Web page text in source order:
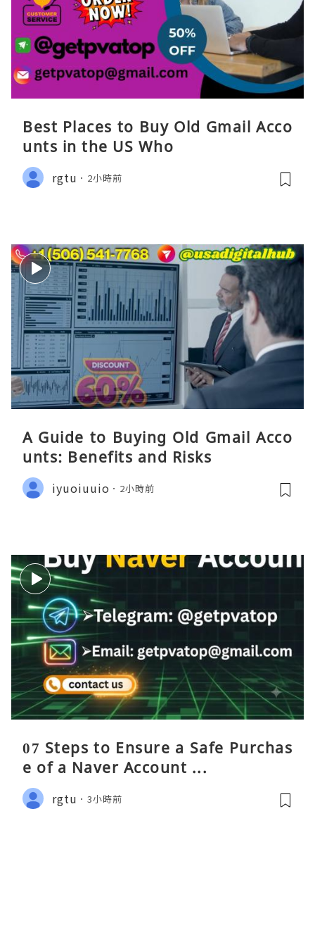
Best Places to Buy Old Gmail Acco
unts in the US Who
rgtu 2小時前
A Guide to Buying Old Gmail Acco
unts: Benefits and Risks
iyuoiuuio 2小時前
07 Steps to Ensure a Safe Purchas
e of a Naver Account ...
rgtu 3小時前